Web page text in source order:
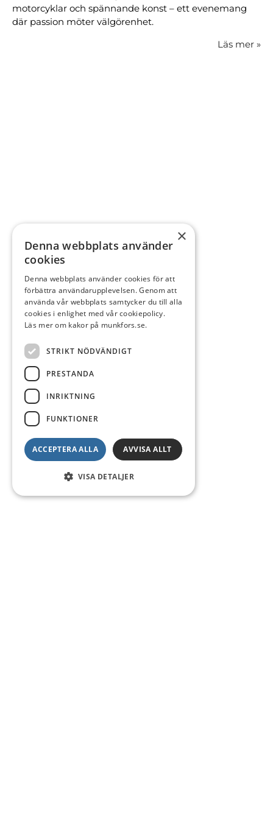
motorcyklar och spännande konst – ett evenemang
där passion möter välgörenhet.
Läs mer »
×
Denna webbplats använder
cookies
Denna webbplats använder cookies för att
förbättra användarupplevelsen. Genom att
använda vår webbplats samtycker du till alla
cookies i enlighet med vår cookiepolicy.
Läs mer om kakor på munkfors.se.
STRIKT NÖDVÄNDIGT
PRESTANDA
INRIKTNING
FUNKTIONER
ACCEPTERA ALLA AVVISA ALLT
VISA DETALJER